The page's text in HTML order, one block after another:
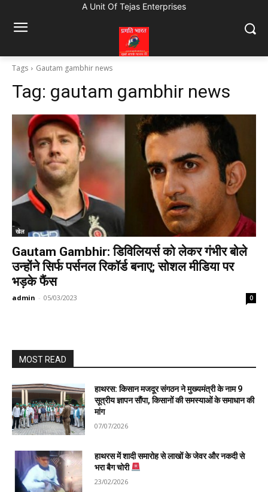
A Unit Of Tejas Enterprises
Tags Gautam gambhir news
Tag: gautam gambhir news
खेल
Gautam Gambhir: डिविलियर्स को लेकर गंभीर बोले
उन्होंने सिर्फ पर्सनल रिकॉर्ड बनाए; सोशल मीडिया पर
भड़के फैंस
admin - 05/03/2023 0
MOST READ
हाथरस: किसान मजदूर संगठन ने मुख्यमंत्री के नाम 9
सूत्रीय ज्ञापन सौंपा, किसानों की समस्याओं के समाधान की
मांग
07/07/2026
हाथरस में शादी समारोह से लाखों के जेवर और नकदी से
भरा बैग चोरी
23/02/2026